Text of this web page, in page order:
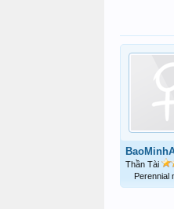
Thần Tài
Perennial